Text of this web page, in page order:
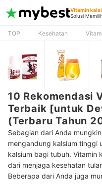
Vitamin
Solusi
TOP Kesehatan
10 Rekomendasi
Terbaik [untuk
(Terbaru Tahun
Sebagian dari Anda
mengandung kalsium tinggi
kalsium bagi tubuh. Vitamin
dari menjaga kesehatan
Beberapa dari Anda juga